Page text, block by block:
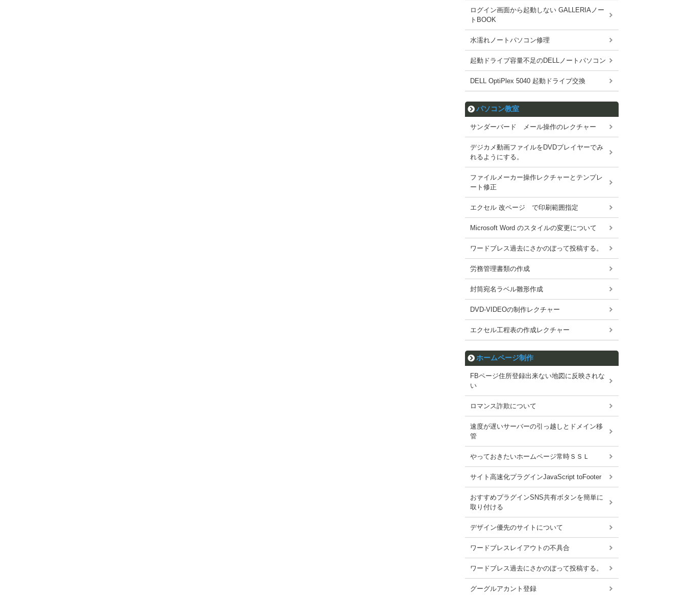
ログイン画面から起動しない GALLERIAノー
トBOOK
水濡れノートパソコン修理
起動ドライブ容量不足のDELLノートパソコン
DELL OptiPlex 5040 起動ドライブ交換
パソコン教室
サンダーバード メール操作のレクチャー
デジカメ動画ファイルをDVDプレイヤーでみ
れるようにする。
ファイルメーカー操作レクチャーとテンプレ
ート修正
エクセル 改ページ で印刷範囲指定
Microsoft Word のスタイルの変更について
ワードブレス過去にさかのぼって投稿する。
労務管理書類の作成
封筒宛名ラベル雛形作成
DVD-VIDEOの制作レクチャー
エクセル工程表の作成レクチャー
ホームページ制作
FBページ住所登録出来ない地図に反映されな
い
ロマンス詐欺について
速度が遅いサーバーの引っ越しとドメイン移
管
やっておきたいホームページ常時ＳＳＬ
サイト高速化プラグインJavaScript toFooter
おすすめプラグインSNS共有ボタンを簡単に
取り付ける
デザイン優先のサイトについて
ワードブレスレイアウトの不具合
ワードブレス過去にさかのぼって投稿する。
グーグルアカント登録